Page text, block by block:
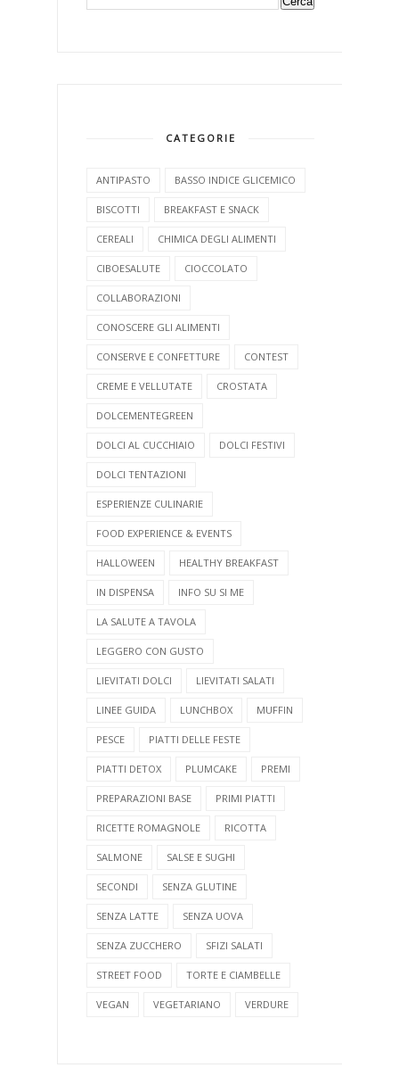
CATEGORIE
ANTIPASTO BASSO INDICE GLICEMICO
BISCOTTI BREAKFAST E SNACK
CEREALI CHIMICA DEGLI ALIMENTI
CIBOESALUTE CIOCCOLATO
COLLABORAZIONI
CONOSCERE GLI ALIMENTI
CONSERVE E CONFETTURE CONTEST
CREME E VELLUTATE CROSTATA
DOLCEMENTEGREEN
DOLCI AL CUCCHIAIO DOLCI FESTIVI
DOLCI TENTAZIONI
ESPERIENZE CULINARIE
FOOD EXPERIENCE & EVENTS
HALLOWEEN HEALTHY BREAKFAST
IN DISPENSA INFO SU SI ME
LA SALUTE A TAVOLA
LEGGERO CON GUSTO
LIEVITATI DOLCI LIEVITATI SALATI
LINEE GUIDA LUNCHBOX MUFFIN
PESCE PIATTI DELLE FESTE
PIATTI DETOX PLUMCAKE PREMI
PREPARAZIONI BASE PRIMI PIATTI
RICETTE ROMAGNOLE RICOTTA
SALMONE SALSE E SUGHI
SECONDI SENZA GLUTINE
SENZA LATTE SENZA UOVA
SENZA ZUCCHERO SFIZI SALATI
STREET FOOD TORTE E CIAMBELLE
VEGAN VEGETARIANO VERDURE